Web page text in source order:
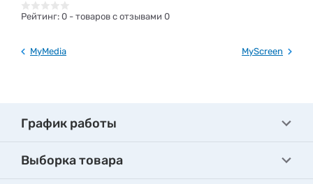
Рейтинг: 0 - товаров с отзывами 0
MyMedia MyScreen
График работы
Выборка товара